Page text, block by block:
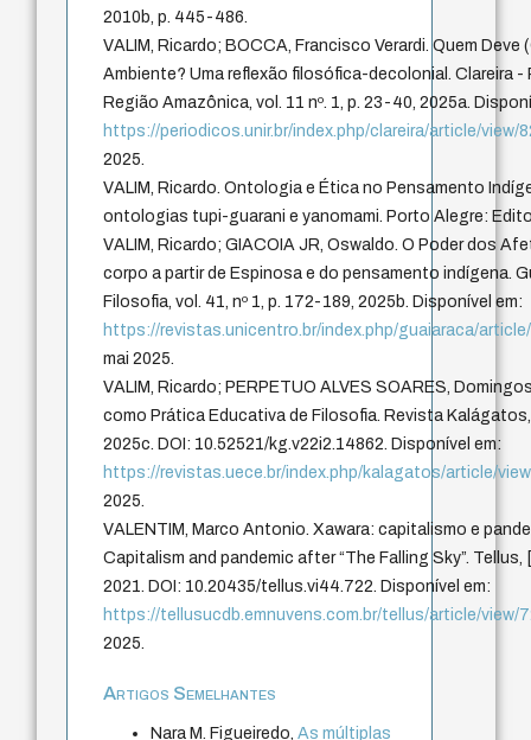
2010b, p. 445-486.
VALIM, Ricardo; BOCCA, Francisco Verardi. Quem Deve
Ambiente? Uma reflexão filosófica-decolonial. Clareira -
Região Amazônica, vol. 11 nº. 1, p. 23-40, 2025a.
https://periodicos.unir.br/index.php/clareira/article/view/
2025.
VALIM, Ricardo. Ontologia e Ética no Pensamento
ontologias tupi-guarani e yanomami. Porto Alegre:
VALIM, Ricardo; GIACOIA JR, Oswaldo. O Poder dos
corpo a partir de Espinosa e do pensamento indígena.
Filosofia, vol. 41, nº 1, p. 172-189, 2025b. Disponível em:
https://revistas.unicentro.br/index.php/guaiaraca/
mai 2025.
VALIM, Ricardo; PERPETUO ALVES SOARES,
como Prática Educativa de Filosofia. Revista Kalágatos,
2025c. DOI: 10.52521/kg.v22i2.14862. Disponível em:
https://revistas.uece.br/index.php/kalagatos/article/
2025.
VALENTIM, Marco Antonio. Xawara: capitalismo e
Capitalism and pandemic after “The Falling Sky”. Tellus,
2021. DOI: 10.20435/tellus.vi44.722. Disponível em:
https://tellusucdb.emnuvens.com.br/tellus/article/view/
2025.
Artigos Semelhantes
Nara M. Figueiredo,As múltiplas